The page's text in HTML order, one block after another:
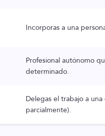
Incorporas a una
Profesional autónomo
determinado.
Delegas el trabajo a
parcialmente).